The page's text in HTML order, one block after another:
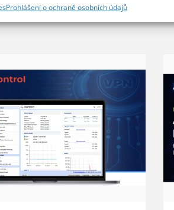
Prohlášení o ochraně osobních údajů